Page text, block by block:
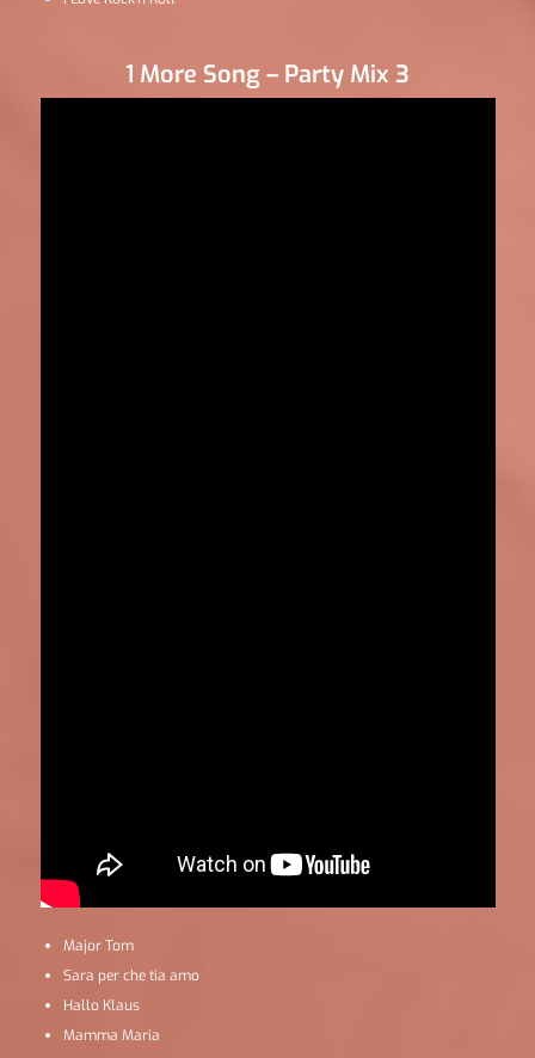
1 More Song – Party Mix 3
Major Tom
Sara per che tia amo
Hallo Klaus
Mamma Maria